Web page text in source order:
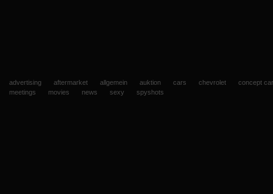
advertising aftermarket allgemein auktion cars chevrolet
concept
meetings
movies news sexy spyshots